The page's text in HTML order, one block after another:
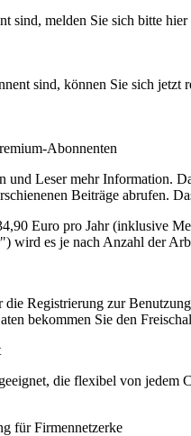
sind, melden Sie sich bitte hier
sind, können Sie sich jetzt
Abonnenten
und Leser mehr Information.
Beiträge abrufen.
Euro pro Jahr (inklusive
wird es je nach Anzahl der
Registrierung zur
bekommen Sie den
die flexibel von jedem
für Firmennetzerke